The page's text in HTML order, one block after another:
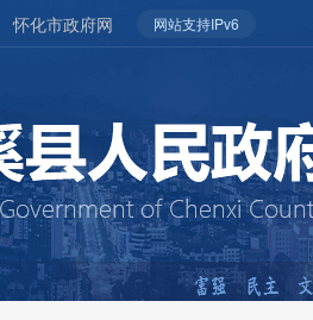
怀化市政府网 网站支持IPv6